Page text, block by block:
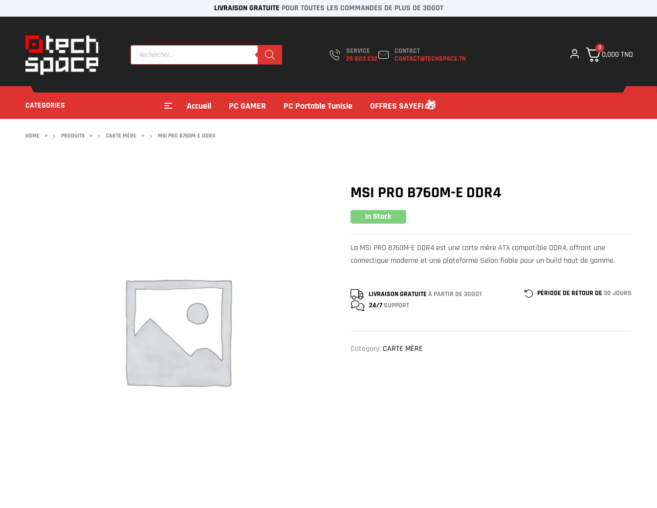
LIVRAISON GRATUITE POUR TOUTES LES COMMANDES DE PLUS DE 300DT
SERVICE
25 803 232
CONTACT
CONTACT@TECHSPACE.TN
0
0,000TND
CATÉGORIES Accueil PC GAMER PC Portable Tunisie OFFRES SAYEFI
HOME > PRODUITS > CARTE MÈRE > MSI PRO B760M-E DDR4
MSI PRO B760M-E DDR4
In Stock
La MSI PRO B760M-E DDR4 est une carte mère ATX compatible DDR4, offrant une
connectique moderne et une plateforme Selon fiable pour un build haut de gamme.
LIVRAISON GRATUITE À PARTIR DE 300DT PÉRIODE DE RETOUR DE 30 JOURS
24/7SUPPORT
Category: CARTE MÈRE